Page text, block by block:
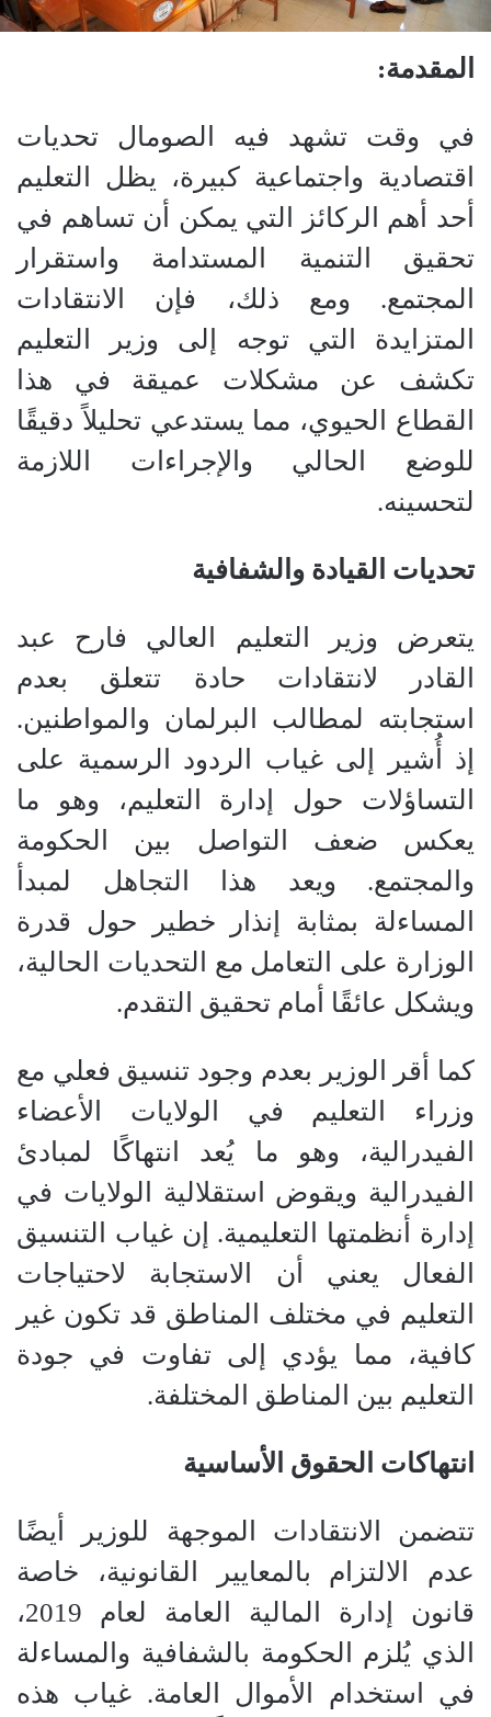
المقدمة:
في وقت تشهد فيه الصومال تحديات
اقتصادية واجتماعية كبيرة، يظل التعليم
أحد أهم الركائز التي يمكن أن تساهم في
تحقيق التنمية المستدامة واستقرار
المجتمع. ومع ذلك، فإن الانتقادات
المتزايدة التي توجه إلى وزير التعليم
تكشف عن مشكلات عميقة في هذا
القطاع الحيوي، مما يستدعي تحليلاً دقيقًا
للوضع الحالي والإجراءات اللازمة
لتحسينه.
تحديات القيادة والشفافية
يتعرض وزير التعليم العالي فارح عبد
القادر لانتقادات حادة تتعلق بعدم
استجابته لمطالب البرلمان والمواطنين.
إذ أُشير إلى غياب الردود الرسمية على
التساؤلات حول إدارة التعليم، وهو ما
يعكس ضعف التواصل بين الحكومة
والمجتمع. ويعد هذا التجاهل لمبدأ
المساءلة بمثابة إنذار خطير حول قدرة
الوزارة على التعامل مع التحديات الحالية،
ويشكل عائقًا أمام تحقيق التقدم.
كما أقر الوزير بعدم وجود تنسيق فعلي مع
وزراء التعليم في الولايات الأعضاء
الفيدرالية، وهو ما يُعد انتهاكًا لمبادئ
الفيدرالية ويقوض استقلالية الولايات في
إدارة أنظمتها التعليمية. إن غياب التنسيق
الفعال يعني أن الاستجابة لاحتياجات
التعليم في مختلف المناطق قد تكون غير
كافية، مما يؤدي إلى تفاوت في جودة
التعليم بين المناطق المختلفة.
انتهاكات الحقوق الأساسية
تتضمن الانتقادات الموجهة للوزير أيضًا
عدم الالتزام بالمعايير القانونية، خاصة
قانون إدارة المالية العامة لعام 2019،
الذي يُلزم الحكومة بالشفافية والمساءلة
في استخدام الأموال العامة. غياب هذه